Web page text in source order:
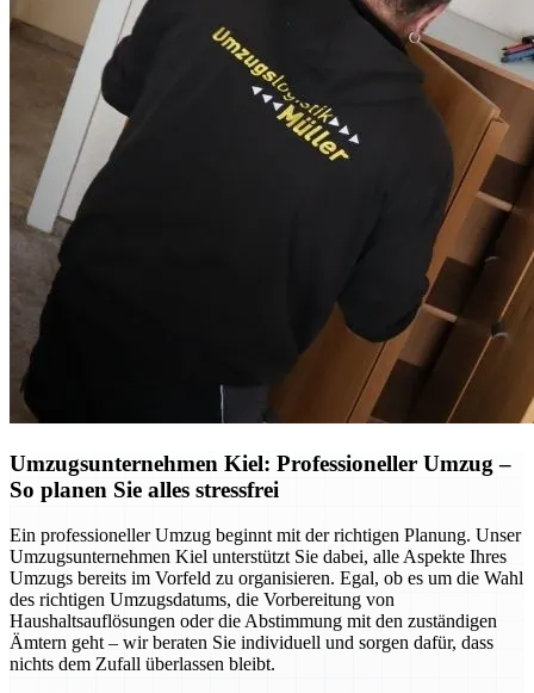
Umzugsunternehmen Kiel: Professioneller Umzug –
So planen Sie alles stressfrei
Ein professioneller Umzug beginnt mit der richtigen Planung. Unser
Umzugsunternehmen Kiel unterstützt Sie dabei, alle Aspekte Ihres
Umzugs bereits im Vorfeld zu organisieren. Egal, ob es um die Wahl
des richtigen Umzugsdatums, die Vorbereitung von
Haushaltsauflösungen oder die Abstimmung mit den zuständigen
Ämtern geht – wir beraten Sie individuell und sorgen dafür, dass
nichts dem Zufall überlassen bleibt.